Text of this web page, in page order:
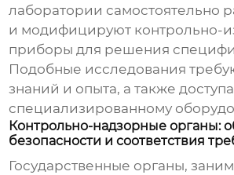
лаборатории самостоятельно
и модифицируют контрольно-
приборы для решения
Подобные исследования
знаний и опыта, а также
специализированному
Контрольно-надзорные органы:
безопасности и соответствия
Государственные органы,